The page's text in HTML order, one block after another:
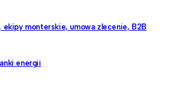
monterskie, umowa zlecenie, B2B
energii